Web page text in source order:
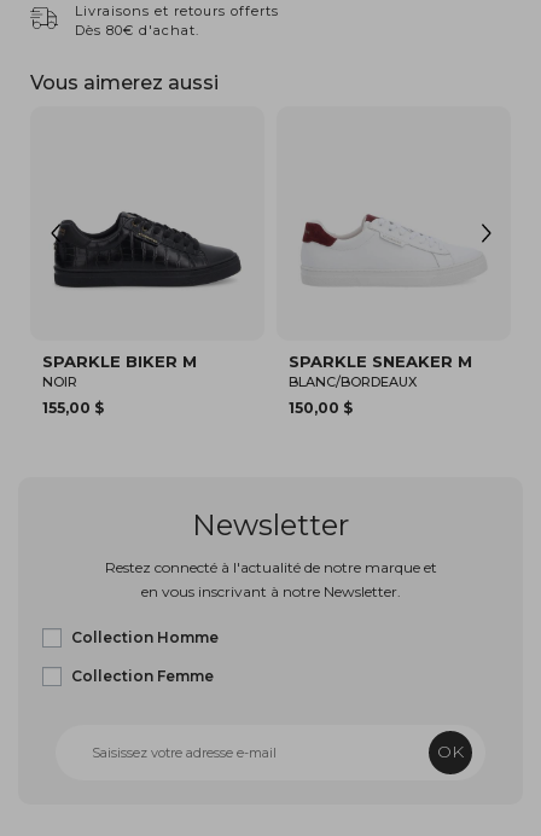
Livraisons et retours offerts
Dès 80€ d'achat.
Vous aimerez aussi
SPARKLE SNEAKER M
BLANC/BORDEAUX
150,00 $
SHEFFIELD JOGGER M
BLANC/BLANC CASSÉ/MARRON
87,47 $
Newsletter
Restez connecté à l'actualité de notre marque et
en vous inscrivant à notre Newsletter.
Collection Homme
Collection Femme
OK